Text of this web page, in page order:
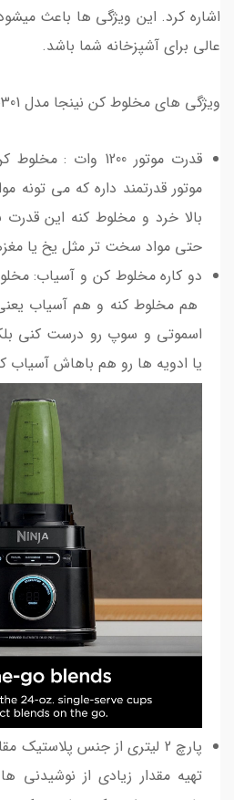
عالی برای آشپزخانه شما باشد.
ویژگی های مخلوط کن نینجا مدل TB301
موتور قدرتمند داره که می تونه
بالا خرد و مخلوط کنه این
حتی مواد سخت تر مثل یخ یا
هم مخلوط کنه و هم آسیاب
اسموتی و سوپ رو درست کنی
یا ادویه ها رو هم باهاش آسیاب
تهیه مقدار زیادی از نوشیدنی